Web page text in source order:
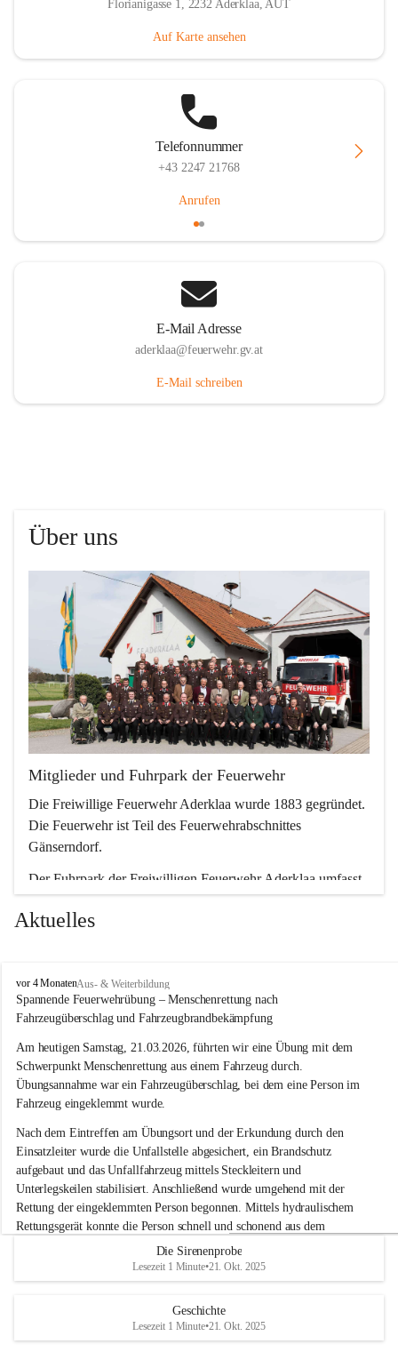
Florianigasse 1, 2232 Aderklaa, AUT
Auf Karte ansehen
Telefonnummer
+43 2247 21768
Anrufen
E-Mail Adresse
aderklaa@feuerwehr.gv.at
E-Mail schreiben
Über uns
Mitglieder und Fuhrpark der Feuerwehr
Die Freiwillige Feuerwehr Aderklaa wurde 1883 gegründet.
Die Feuerwehr ist Teil des Feuerwehrabschnittes
Gänserndorf.
Der Fuhrpark der Freiwilligen Feuerwehr Aderklaa umfasst
ein RLFA-2000 der Marke Mercedes Artego und ein MTFA
der Marke Mercedes Sprinter. Weiters haben wir noch einen
Aktuelles
F
r
e
w
i
l
l
i
g
e
F
e
u
e
r
w
e
vor 4 MonatenAus- & Weiterbildung
Spannende Feuerwehrübung – Menschenrettung nach
Fahrzeugüberschlag und Fahrzeugbrandbekämpfung
Am heutigen Samstag, 21.03.2026, führten wir eine Übung mit dem
Schwerpunkt Menschenrettung aus einem Fahrzeug durch.
Übungsannahme war ein Fahrzeugüberschlag, bei dem eine Person im
Fahrzeug eingeklemmt wurde.
Nach dem Eintreffen am Übungsort und der Erkundung durch den
Einsatzleiter wurde die Unfallstelle abgesichert, ein Brandschutz
aufgebaut und das Unfallfahrzeug mittels Steckleitern und
Unterlegskeilen stabilisiert. Anschließend wurde umgehend mit der
Rettung der eingeklemmten Person begonnen. Mittels hydraulischem
Rettungsgerät konnte die Person schnell und schonend aus dem
Im Anschluss an die technische Übung wurde noch die Bekämpfung
der richtige Umgang mit Handfeuerlöschern besprochen und praktisch
+4
Die Sirenenprobe
Lesezeit 1 Minute•21. Okt. 2025
Geschichte
Lesezeit 1 Minute•21. Okt. 2025